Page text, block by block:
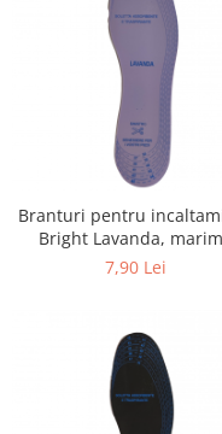
Branturi pentru
Bright Lavanda,
universala
7,90 Lei